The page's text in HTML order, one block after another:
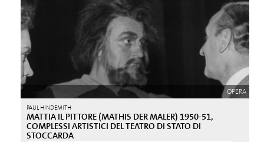
OPERA
PAUL HINDEMITH
MATTIA IL PITTORE (MATHIS DER MALER) 1950-51,
COMPLESSI ARTISTICI DEL TEATRO DI STATO DI
STOCCARDA